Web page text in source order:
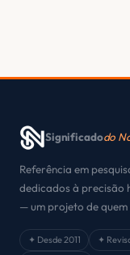
Significadodo
Referência em
dedicados à precisão
— um projeto de
✦ Desde 2011 ✦